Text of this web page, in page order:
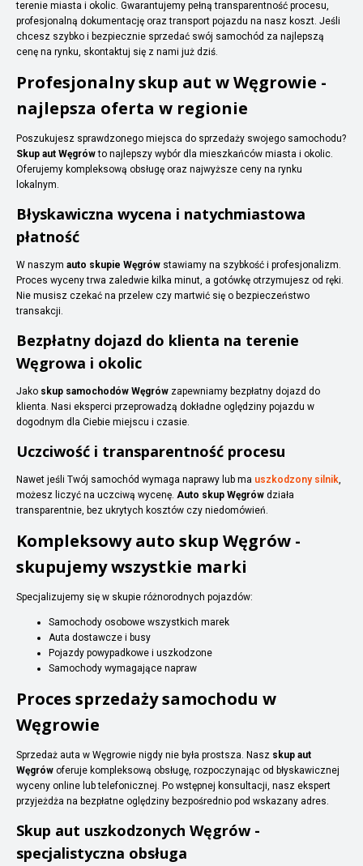
terenie miasta i okolic. Gwarantujemy pełną transparentność procesu,
profesjonalną dokumentację oraz transport pojazdu na nasz koszt. Jeśli
chcesz szybko i bezpiecznie sprzedać swój samochód za najlepszą
cenę na rynku, skontaktuj się z nami już dziś.
Profesjonalny skup aut w Węgrowie -
najlepsza oferta w regionie
Poszukujesz sprawdzonego miejsca do sprzedaży swojego samochodu?
Skup aut Węgrówto najlepszy wybór dla mieszkańców miasta i okolic.
Oferujemy kompleksową obsługę oraz najwyższe ceny na rynku
lokalnym.
Błyskawiczna wycena i natychmiastowa
płatność
W naszym auto skupie Węgrów stawiamy na szybkość i profesjonalizm.
Proces wyceny trwa zaledwie kilka minut, a gotówkę otrzymujesz od ręki.
Nie musisz czekać na przelew czy martwić się o bezpieczeństwo
transakcji.
Bezpłatny dojazd do klienta na terenie
Węgrowa i okolic
Jako skup samochodów Węgrów zapewniamy bezpłatny dojazd do
klienta. Nasi eksperci przeprowadzą dokładne oględziny pojazdu w
dogodnym dla Ciebie miejscu i czasie.
Uczciwość i transparentność procesu
Nawet jeśli Twój samochód wymaga naprawy lub ma uszkodzony silnik,
możesz liczyć na uczciwą wycenę. Auto skup Węgrów działa
transparentnie, bez ukrytych kosztów czy niedomówień.
Kompleksowy auto skup Węgrów -
skupujemy wszystkie marki
Specjalizujemy się w skupie różnorodnych pojazdów:
Samochody osobowe wszystkich marek
Auta dostawcze i busy
Pojazdy powypadkowe i uszkodzone
Samochody wymagające napraw
Proces sprzedaży samochodu w
Węgrowie
Sprzedaż auta w Węgrowie nigdy nie była prostsza. Nasz skup aut
Węgrów oferuje kompleksową obsługę, rozpoczynając od błyskawicznej
wyceny online lub telefonicznej. Po wstępnej konsultacji, nasz ekspert
przyjeżdża na bezpłatne oględziny bezpośrednio pod wskazany adres.
Skup aut uszkodzonych Węgrów -
specjalistyczna obsługa